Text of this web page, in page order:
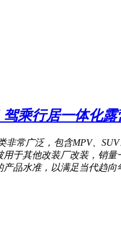
乘行居一体化
非常广泛，包含MPV、
于其他改装厂改装，销
品水准，以满足当代趋向